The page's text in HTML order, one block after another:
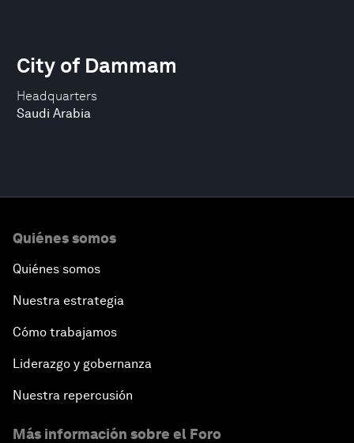
Headquarters
Saudi Arabia
City of Dammam
Quiénes somos
Quiénes somos
Nuestra estrategia
Cómo trabajamos
Liderazgo y gobernanza
Nuestra repercusión
Más información sobre el Foro